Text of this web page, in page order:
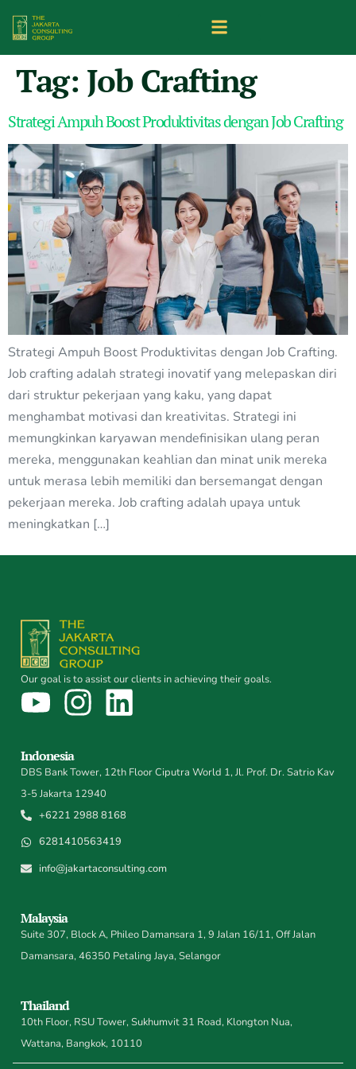
Tag: Job Crafting
Strategi Ampuh Boost Produktivitas dengan Job Crafting
Strategi Ampuh Boost Produktivitas dengan Job Crafting.
Job crafting adalah strategi inovatif yang melepaskan diri
dari struktur pekerjaan yang kaku, yang dapat
menghambat motivasi dan kreativitas. Strategi ini
memungkinkan karyawan mendefinisikan ulang peran
mereka, menggunakan keahlian dan minat unik mereka
untuk merasa lebih memiliki dan bersemangat dengan
pekerjaan mereka. Job crafting adalah upaya untuk
meningkatkan […]
Our goal is to assist our clients in achieving their goals.
Indonesia
DBS Bank Tower, 12th Floor Ciputra World 1, Jl. Prof. Dr. Satrio Kav
3-5 Jakarta 12940
+6221 2988 8168
6281410563419
info@jakartaconsulting.com
Malaysia
Suite 307, Block A, Phileo Damansara 1, 9 Jalan 16/11, Off Jalan
Damansara, 46350 Petaling Jaya, Selangor
Thailand
10th Floor, RSU Tower, Sukhumvit 31 Road, Klongton Nua,
Wattana, Bangkok, 10110